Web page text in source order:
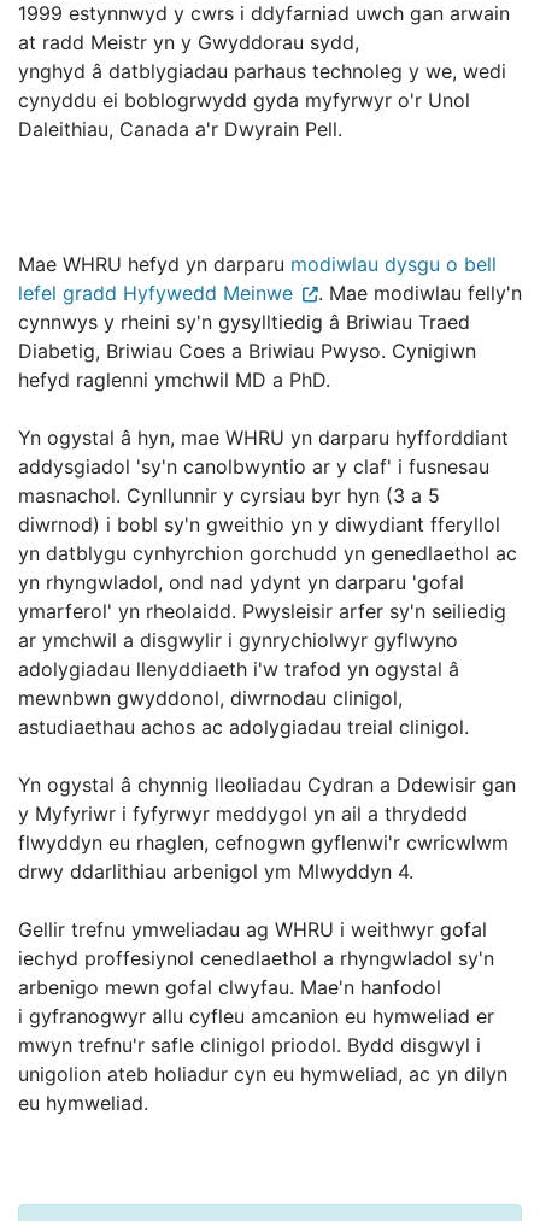
1999 estynnwyd y cwrs i ddyfarniad uwch gan arwain
at radd Meistr yn y Gwyddorau sydd,
ynghyd â datblygiadau parhaus technoleg y we, wedi
cynyddu ei boblogrwydd gyda myfyrwyr o'r Unol
Daleithiau, Canada a'r Dwyrain Pell.
Mae WHRU hefyd yn darparu modiwlau dysgu o bell
lefel gradd Hyfywedd Meinwe
. Mae modiwlau felly'n
cynnwys y rheini sy'n gysylltiedig â Briwiau Traed
Diabetig, Briwiau Coes a Briwiau Pwyso. Cynigiwn
hefyd raglenni ymchwil MD a PhD.
Yn ogystal â hyn, mae WHRU yn darparu hyfforddiant
addysgiadol 'sy'n canolbwyntio ar y claf' i fusnesau
masnachol. Cynllunnir y cyrsiau byr hyn (3 a 5
diwrnod) i bobl sy'n gweithio yn y diwydiant fferyllol
yn datblygu cynhyrchion gorchudd yn genedlaethol ac
yn rhyngwladol, ond nad ydynt yn darparu 'gofal
ymarferol' yn rheolaidd. Pwysleisir arfer sy'n seiliedig
ar ymchwil a disgwylir i gynrychiolwyr gyflwyno
adolygiadau llenyddiaeth i'w trafod yn ogystal â
mewnbwn gwyddonol, diwrnodau clinigol,
astudiaethau achos ac adolygiadau treial clinigol.
Yn ogystal â chynnig lleoliadau Cydran a Ddewisir gan
y Myfyriwr i fyfyrwyr meddygol yn ail a thrydedd
flwyddyn eu rhaglen, cefnogwn gyflenwi'r cwricwlwm
drwy ddarlithiau arbenigol ym Mlwyddyn 4.
Gellir trefnu ymweliadau ag WHRU i weithwyr gofal
iechyd proffesiynol cenedlaethol a rhyngwladol sy'n
arbenigo mewn gofal clwyfau. Mae'n hanfodol
i gyfranogwyr allu cyfleu amcanion eu hymweliad er
mwyn trefnu'r safle clinigol priodol. Bydd disgwyl i
unigolion ateb holiadur cyn eu hymweliad, ac yn dilyn
eu hymweliad.